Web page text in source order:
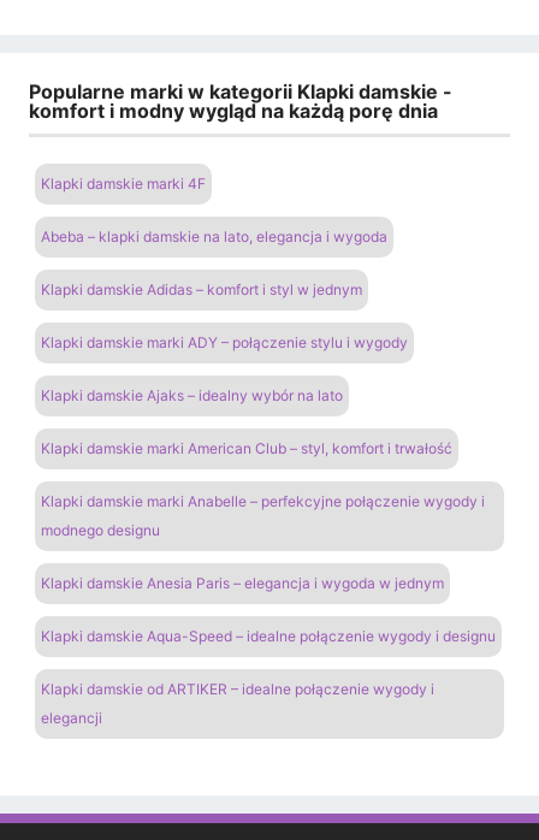
Popularne marki w kategorii Klapki damskie -
komfort i modny wygląd na każdą porę dnia
Klapki damskie marki 4F
Abeba – klapki damskie na lato, elegancja i wygoda
Klapki damskie Adidas – komfort i styl w jednym
Klapki damskie marki ADY – połączenie stylu i wygody
Klapki damskie Ajaks – idealny wybór na lato
Klapki damskie marki American Club – styl, komfort i trwałość
Klapki damskie marki Anabelle – perfekcyjne połączenie wygody i
modnego designu
Klapki damskie Anesia Paris – elegancja i wygoda w jednym
Klapki damskie Aqua-Speed – idealne połączenie wygody i designu
Klapki damskie od ARTIKER – idealne połączenie wygody i
elegancji